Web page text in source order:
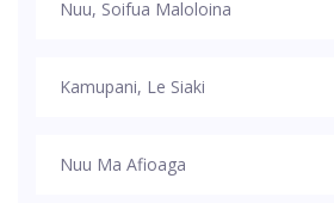
Nuu, Soifua Maloloina
Kamupani, Le Siaki
Nuu Ma Afioaga